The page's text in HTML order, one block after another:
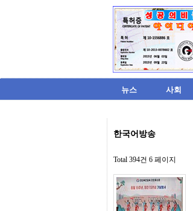
뉴스 사회
아
알
리
스
구
입
한국어방송
Total 394건 6 페이지